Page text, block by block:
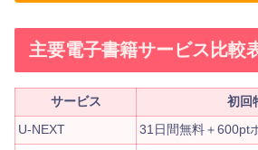
主要電子書籍サービス比較
サービス 初回
U-NEXT 31日間無料＋600pt